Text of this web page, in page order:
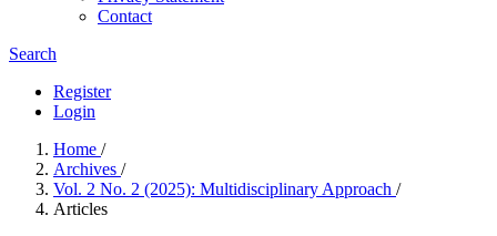
Contact
Search
Register
Login
Home /
Archives /
Vol. 2 No. 2 (2025): Multidisciplinary Approach /
Articles